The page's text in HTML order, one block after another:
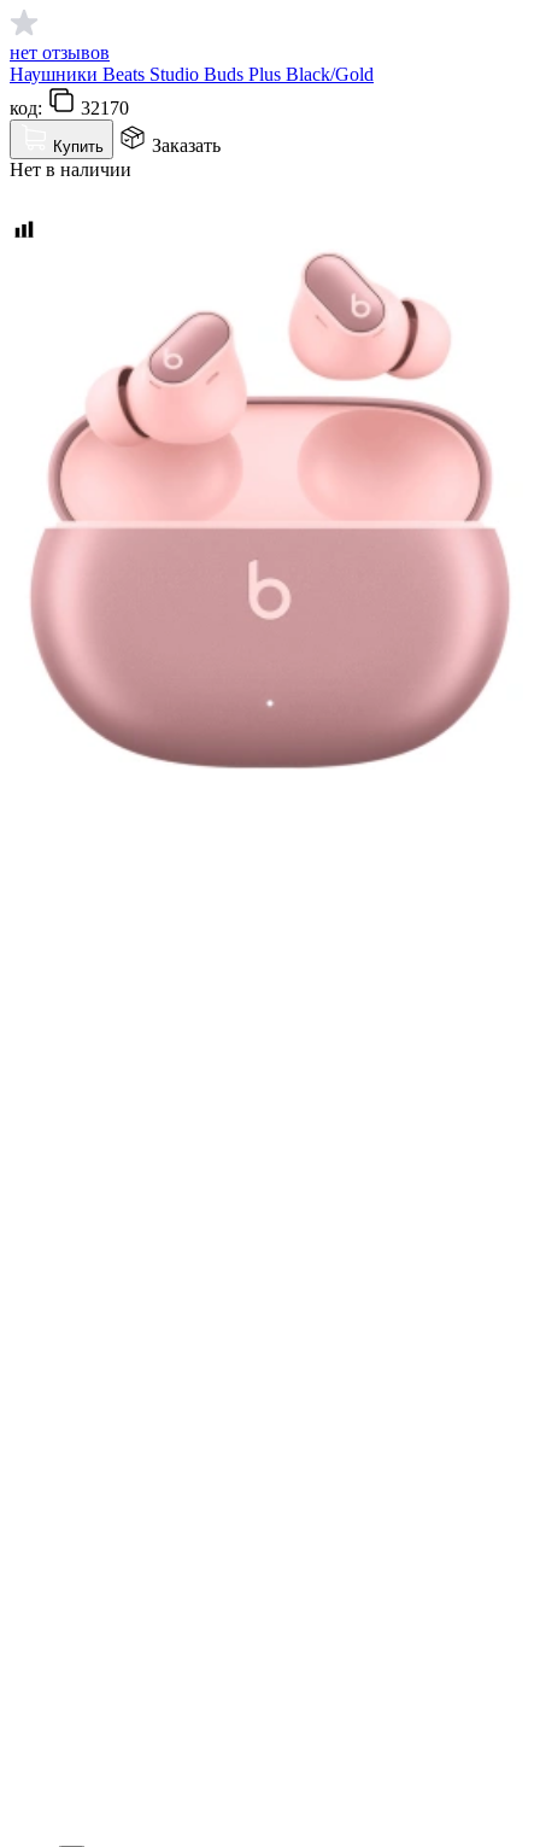
нет отзывов
Наушники Beats Studio Buds Plus Black/Gold
код:
32170
Купить
Заказать
Нет в наличии